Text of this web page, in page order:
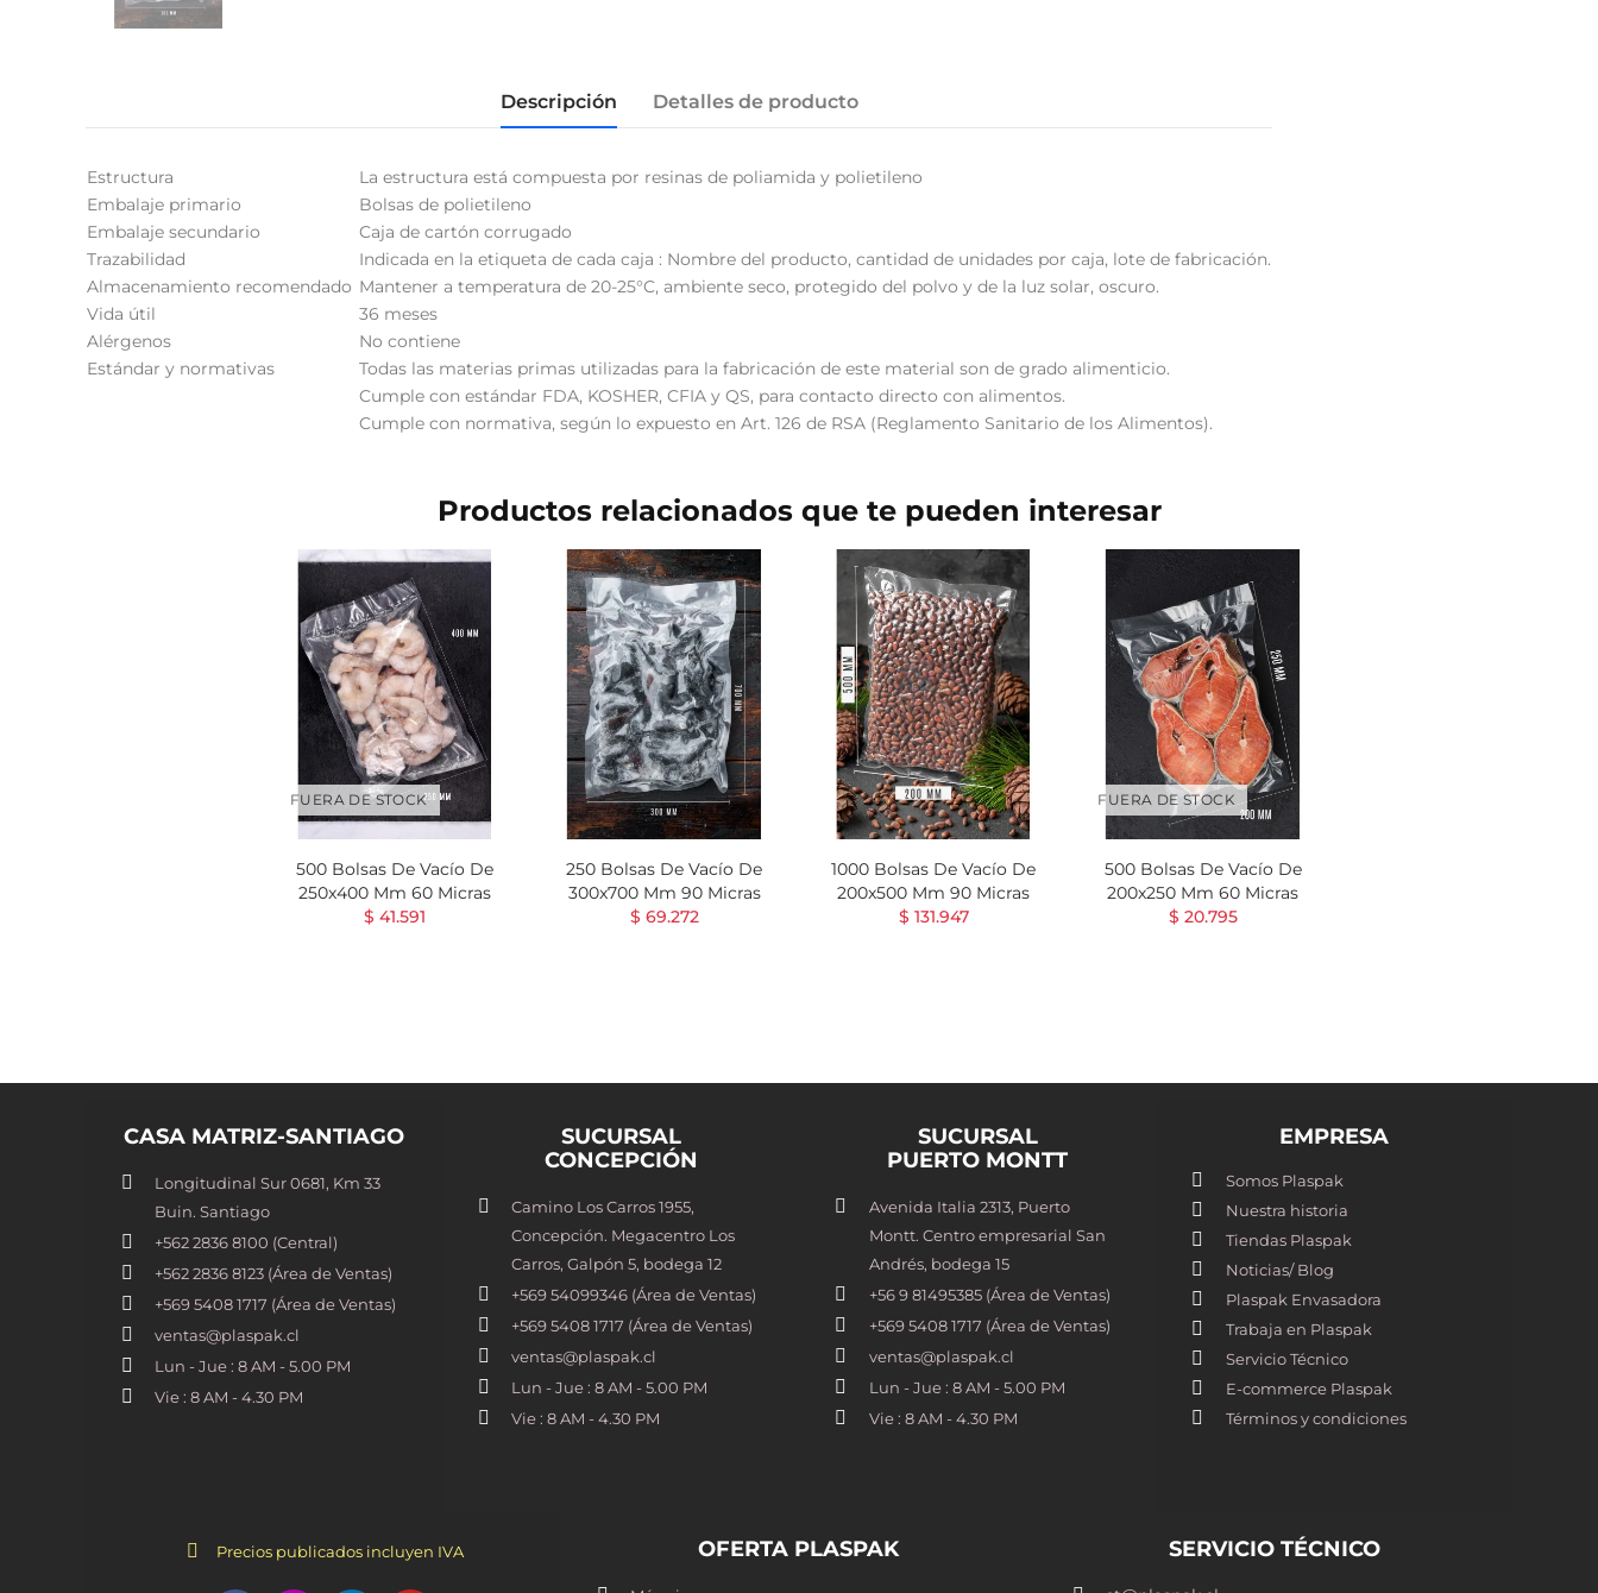
Descripción Detalles de producto
Estructura
La estructura está compuesta por resinas de poliamida y polietileno
Embalaje primario
Bolsas de polietileno
Embalaje secundario
Caja de cartón corrugado
Trazabilidad
Indicada en la etiqueta de cada caja : Nombre del producto, cantidad de unidades por caja, lote de fabricación.
Almacenamiento recomendado Mantener a temperatura de 20-25°C, ambiente seco, protegido del polvo y de la luz solar, oscuro.
Vida útil
36 meses
Alérgenos
No contiene
Estándar y normativas
Todas las materias primas utilizadas para la fabricación de este material son de grado alimenticio.
Cumple con estándar FDA, KOSHER, CFIA y QS, para contacto directo con alimentos.
Cumple con normativa, según lo expuesto en Art. 126 de RSA (Reglamento Sanitario de los Alimentos).
Productos relacionados que te pueden interesar
FUERA DE STOCK
500 Bolsas De Vacío De
250x400 Mm 60 Micras
$ 41.591
250 Bolsas De Vacío De
300x700 Mm 90 Micras
$ 69.272
1000 Bolsas De Vacío De
200x500 Mm 90 Micras
$ 131.947
FUERA DE STOCK
500 Bolsas De Vacío De
200x250 Mm 60 Micras
$ 20.795
CASA MATRIZ-SANTIAGO
Longitudinal Sur 0681, Km 33
Buin. Santiago
+562 2836 8100​ (Central)
+562 2836 8123 (Área de Ventas)
+569 5408 1717 (Área de Ventas)
ventas@plaspak.cl
Lun - Jue : 8 AM - 5.00 PM
Vie : 8 AM - 4.30 PM
SUCURSAL
CONCEPCIÓN
Camino Los Carros 1955,
Concepción. Megacentro Los
Carros, Galpón 5, bodega 12
+569 54099346 (Área de Ventas)
+569 5408 1717 (Área de Ventas)
ventas@plaspak.cl
Lun - Jue : 8 AM - 5.00 PM
Vie : 8 AM - 4.30 PM
SUCURSAL
PUERTO MONTT
Avenida Italia 2313, Puerto
Montt. Centro empresarial San
Andrés, bodega 15
+56 9 81495385 (Área de Ventas)
+569 5408 1717 (Área de Ventas)
ventas@plaspak.cl
Lun - Jue : 8 AM - 5.00 PM
Vie : 8 AM - 4.30 PM
EMPRESA
Somos Plaspak
Nuestra historia
Tiendas Plaspak
Noticias/ Blog
Plaspak Envasadora
Trabaja en Plaspak
Servicio Técnico
E-commerce Plaspak
Términos y condiciones
Precios publicados incluyen IVA OFERTA PLASPAK SERVICIO TÉCNICO